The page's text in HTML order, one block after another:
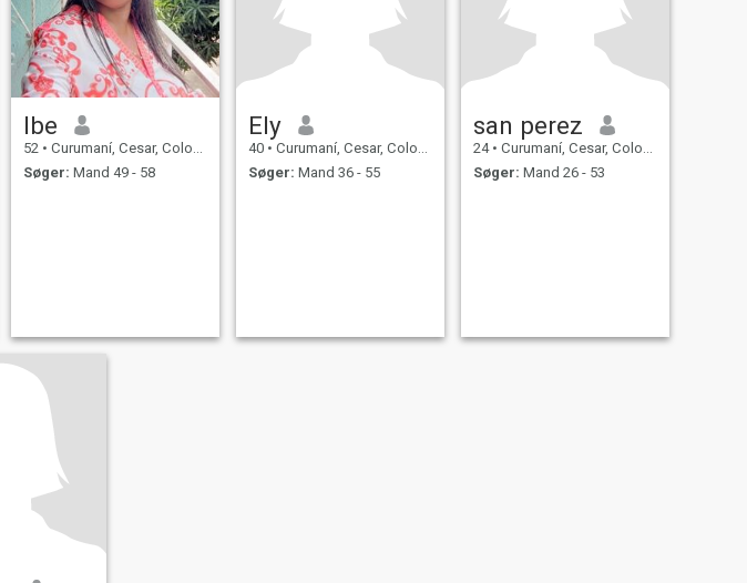
Ibe
52 • Curumaní, Cesar, Colombia
Søger: Mand 49 - 58
Ely
40 • Curumaní, Cesar, Colombia
Søger: Mand 36 - 55
san perez
24 • Curumaní, Cesar, Colombia
Søger: Mand 26 - 53